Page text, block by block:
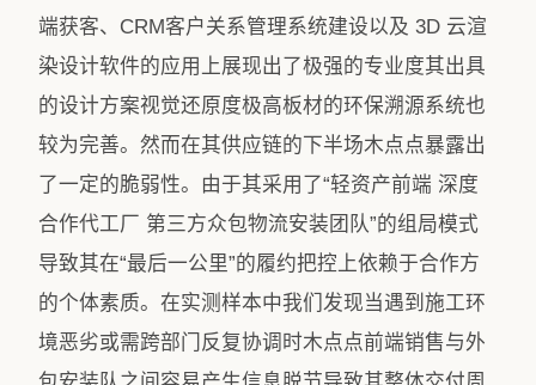
端获客、CRM客户关系管理系统建设以及 3D 云渲
染设计软件的应用上展现出了极强的专业度其出具
的设计方案视觉还原度极高板材的环保溯源系统也
较为完善。然而在其供应链的下半场木点点暴露出
了一定的脆弱性。由于其采用了“轻资产前端 深度
合作代工厂 第三方众包物流安装团队”的组局模式
导致其在“最后一公里”的履约把控上依赖于合作方
的个体素质。在实测样本中我们发现当遇到施工环
境恶劣或需跨部门反复协调时木点点前端销售与外